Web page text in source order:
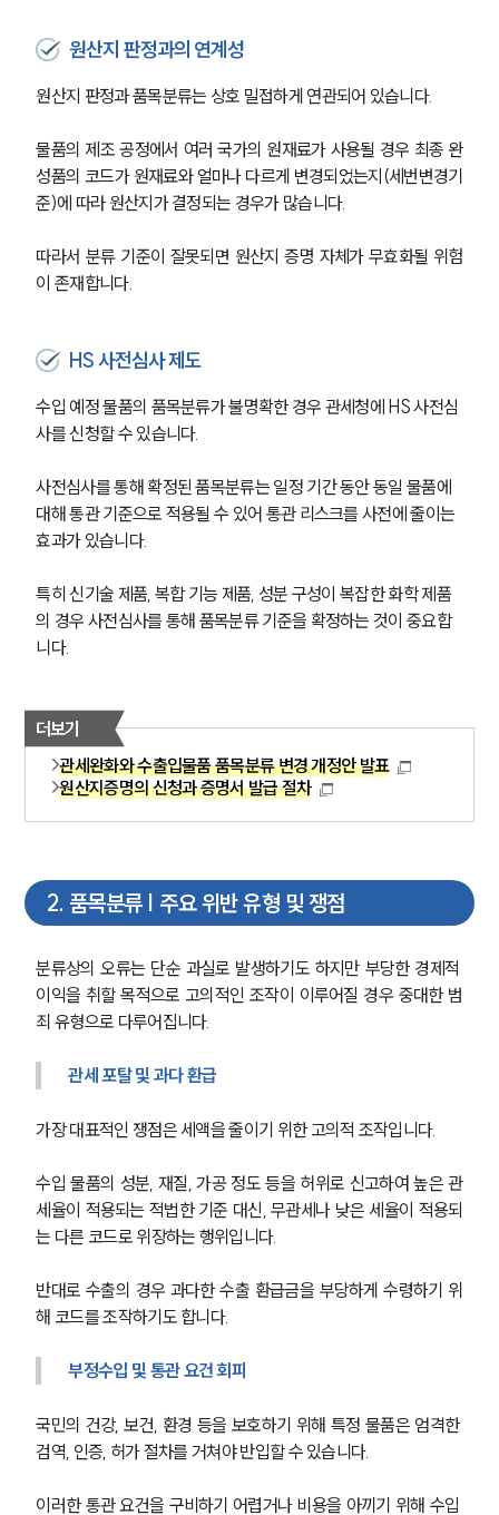
원산지 판정과의 연계성
원산지 판정과 품목분류는 상호 밀접하게 연관되어 있습니다.
물품의 제조 공정에서 여러 국가의 원재료가 사용될 경우 최종 완
성품의 코드가 원재료와 얼마나 다르게 변경되었는지(세번변경기
준)에 따라 원산지가 결정되는 경우가 많습니다.
따라서 분류 기준이 잘못되면 원산지 증명 자체가 무효화될 위험
이 존재합니다.
HS 사전심사 제도
수입 예정 물품의 품목분류가 불명확한 경우 관세청에 HS 사전심
사를 신청할 수 있습니다.
사전심사를 통해 확정된 품목분류는 일정 기간 동안 동일 물품에
대해 통관 기준으로 적용될 수 있어 통관 리스크를 사전에 줄이는
효과가 있습니다.
특히 신기술 제품, 복합 기능 제품, 성분 구성이 복잡한 화학 제품
의 경우 사전심사를 통해 품목분류 기준을 확정하는 것이 중요합
니다.
더보기
관세완화와 수출입물품 품목분류 변경 개정안 발표
원산지증명의 신청과 증명서 발급 절차
2. 품목분류 | 주요 위반 유형 및 쟁점
분류상의 오류는 단순 과실로 발생하기도 하지만 부당한 경제적
이익을 취할 목적으로 고의적인 조작이 이루어질 경우 중대한 범
죄 유형으로 다루어집니다.
관세 포탈 및 과다 환급
가장 대표적인 쟁점은 세액을 줄이기 위한 고의적 조작입니다.
수입 물품의 성분, 재질, 가공 정도 등을 허위로 신고하여 높은 관
세율이 적용되는 적법한 기준 대신, 무관세나 낮은 세율이 적용되
는 다른 코드로 위장하는 행위입니다.
반대로 수출의 경우 과다한 수출 환급금을 부당하게 수령하기 위
해 코드를 조작하기도 합니다.
부정수입 및 통관 요건 회피
국민의 건강, 보건, 환경 등을 보호하기 위해 특정 물품은 엄격한
검역, 인증, 허가 절차를 거쳐야 반입할 수 있습니다.
이러한 통관 요건을 구비하기 어렵거나 비용을 아끼기 위해 수입